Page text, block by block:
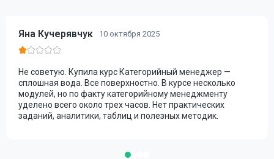
Яна Кучерявчук 10 октября 2025
Не советую. Купила курс Категорийный менеджер —
сплошная вода. Все поверхностно. В курсе несколько
модулей, но по факту категорийному менеджменту
уделено всего около трех часов. Нет практических
заданий, аналитики, таблиц и полезных методик.